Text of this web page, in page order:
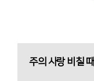
주의 사랑 비칠 때